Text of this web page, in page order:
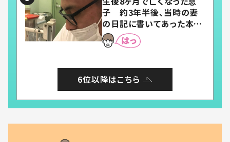
子 約3年半後、当時の妻
の日記に書いてあった本音
とは
6位以降はこちら